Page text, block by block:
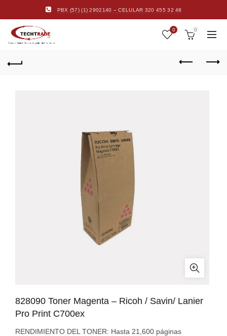
PBX (57) (1) 2902140 – CELULAR 320 455 32 48
0 0
828090 Toner Magenta – Ricoh / Savin/ Lanier
Pro Print C700ex
RENDIMIENTO DEL TONER: Hasta 21,600 páginas